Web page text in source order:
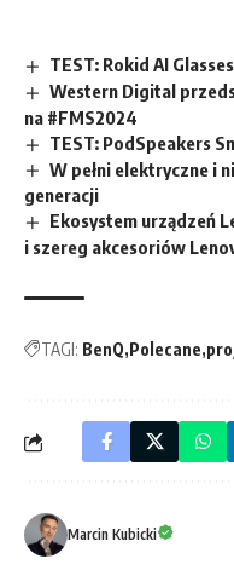
TEST: Rokid AI
Western Digital
na #FMS2024
TEST: PodSpeakers
W pełni elektryczne i
generacji
Ekosystem urządzeń
i szereg akcesoriów
TAGI: BenQ Polecane
Marcin Kubicki